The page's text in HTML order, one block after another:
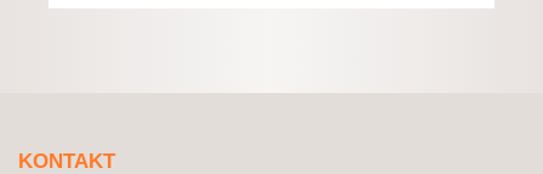
KONTAKT